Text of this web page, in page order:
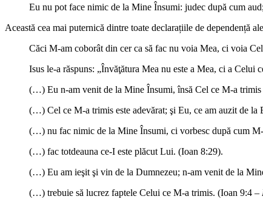
Eu nu pot face nimic de la Mine Însumi: judec după cum
Această cea mai puternică dintre toate declarațiile de dependență
Căci M-am coborât din cer ca să fac nu voia Mea, ci voia
Isus le-a răspuns: „Învăţătura Mea nu este a Mea, ci a Celui
(…) Eu n-am venit de la Mine Însumi, însă Cel ce M-a trimis
(…) Cel ce M-a trimis este adevărat; şi Eu, ce am auzit de la
(…) nu fac nimic de la Mine Însumi, ci vorbesc după cum
(…) fac totdeauna ce-I este plăcut Lui. (Ioan 8:29).
(…) Eu am ieşit şi vin de la Dumnezeu; n-am venit de la
(…) trebuie să lucrez faptele Celui ce M-a trimis. (Ioan 9:4 –